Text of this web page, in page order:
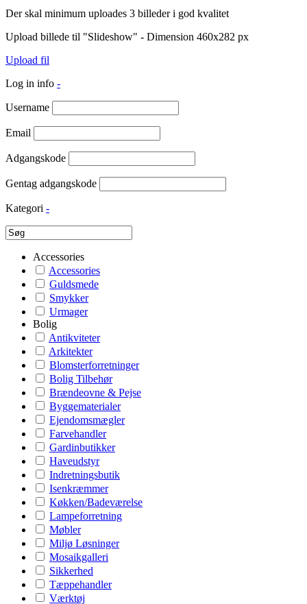
Der skal minimum uploades 3 billeder i god kvalitet
Upload billede til "Slideshow" - Dimension 460x282 px
Upload fil
Log in info -
Username
Email
Adgangskode
Gentag adgangskode
Kategori -
Accessories
Accessories
Guldsmede
Smykker
Urmager
Bolig
Antikviteter
Arkitekter
Blomsterforretninger
Bolig Tilbehør
Brændeovne & Pejse
Byggematerialer
Ejendomsmægler
Farvehandler
Gardinbutikker
Haveudstyr
Indretningsbutik
Isenkræmmer
Køkken/Badeværelse
Lampeforretning
Møbler
Miljø Løsninger
Mosaikgalleri
Sikkerhed
Tæppehandler
Værktøj